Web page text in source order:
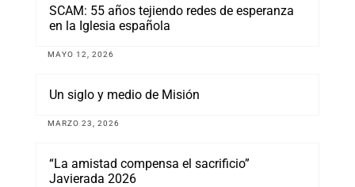
SCAM: 55 años tejiendo redes de esperanza
en la Iglesia española
MAYO 12, 2026
Un siglo y medio de Misión
MARZO 23, 2026
“La amistad compensa el sacrificio”
Javierada 2026